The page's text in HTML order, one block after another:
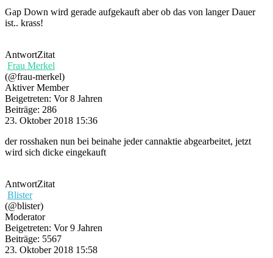
Gap Down wird gerade aufgekauft aber ob das von langer Dauer
ist.. krass!
AntwortZitat
Frau Merkel
(@frau-merkel)
Aktiver Member
Beigetreten: Vor 8 Jahren
Beiträge: 286
23. Oktober 2018 15:36
der rosshaken nun bei beinahe jeder cannaktie abgearbeitet, jetzt
wird sich dicke eingekauft
AntwortZitat
Blister
(@blister)
Moderator
Beigetreten: Vor 9 Jahren
Beiträge: 5567
23. Oktober 2018 15:58